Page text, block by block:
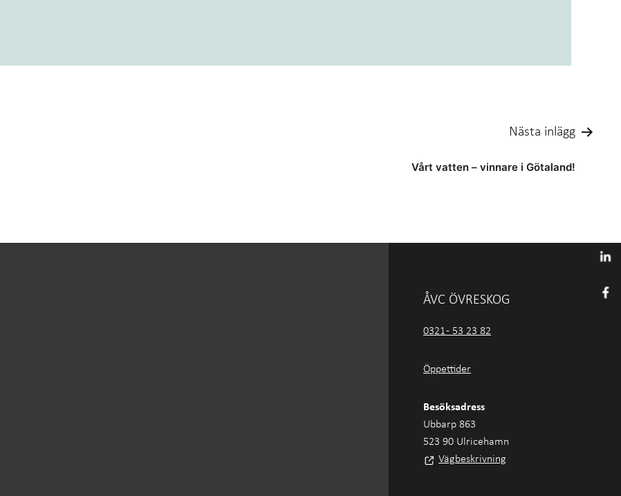
Nästa inlägg
Vårt vatten – vinnare i Götaland!
ÅVC ÖVRESKOG
0321 - 53 23 82
Öppettider
Besöksadress
Ubbarp 863
523 90 Ulricehamn
Vägbeskrivning